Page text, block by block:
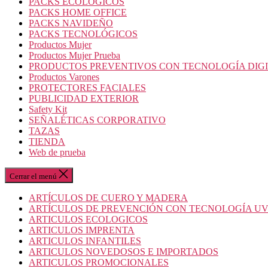
PACKS HOME OFFICE
PACKS NAVIDEÑO
PACKS TECNOLÓGICOS
Productos Mujer
Productos Mujer Prueba
PRODUCTOS PREVENTIVOS CON TECNOLOGÍA
Productos Varones
PROTECTORES FACIALES
PUBLICIDAD EXTERIOR
Safety Kit
SEÑALÉTICAS CORPORATIVO
TAZAS
TIENDA
Web de prueba
Cerrar el menú
ARTÍCULOS DE CUERO Y MADERA
ARTÍCULOS DE PREVENCIÓN CON TECNOLOGÍA UV
ARTICULOS ECOLOGICOS
ARTICULOS IMPRENTA
ARTICULOS INFANTILES
ARTICULOS NOVEDOSOS E IMPORTADOS
ARTICULOS PROMOCIONALES